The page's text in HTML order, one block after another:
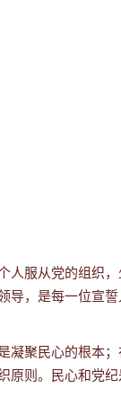
人服从党的组织
导，是每一位宣
凝聚民心的根本
原则。民心和党